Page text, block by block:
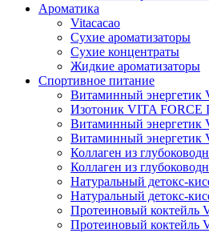
Ароматика
Vitacacao
Сухие ароматизаторы
Сухие концентраты
Жидкие ароматизаторы
Спортивное питание
Витаминный энергетик
Изотоник VITA FORCE
Витаминный энергетик
Витаминный энергетик
Коллаген из
Коллаген из
Натуральный детокс-
Натуральный детокс-
Протеиновый коктейль
Протеиновый коктейль